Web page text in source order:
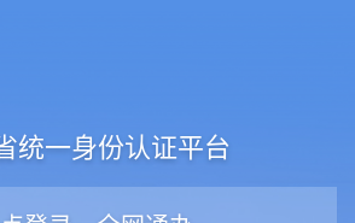
统一身份认证平台